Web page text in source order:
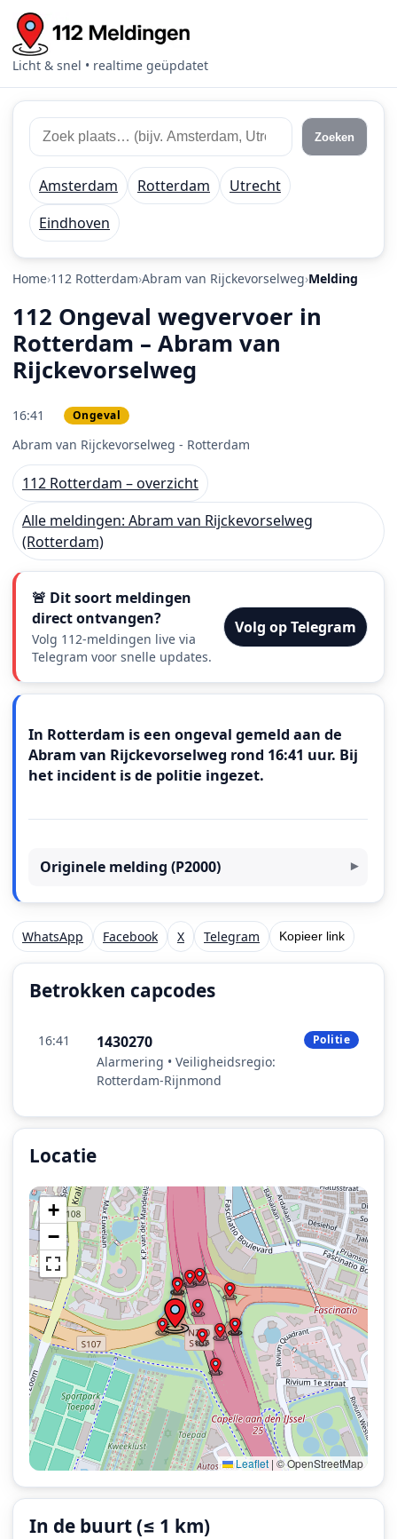
Licht & snel • realtime geüpdatet
Zoek 112 meldingen
Zoek plaats of regio Zoeken
Amsterdam Rotterdam
Utrecht
Eindhoven
Home 112 Rotterdam Abram van Rijckevorselweg Melding
112 Ongeval wegvervoer in
Rotterdam – Abram van
Rijckevorselweg
16:41 Ongeval
Abram van Rijckevorselweg - Rotterdam
112 Rotterdam – overzicht
Alle meldingen: Abram van Rijckevorselweg
(Rotterdam)
🚨 Dit soort meldingen
direct ontvangen?
Volg 112-meldingen live via
Telegram voor snelle updates.
Volg op Telegram
In Rotterdam is een ongeval gemeld aan de
Abram van Rijckevorselweg rond 16:41 uur. Bij
het incident is de politie ingezet.
Originele melding (P2000)
WhatsApp Facebook X Telegram Kopieer link
Betrokken capcodes
16:41 1430270
Alarmering • Veiligheidsregio:
Rotterdam-Rijnmond
Politie
Locatie
+
−
Leaflet | © OpenStreetMap
Locatie van het incident: Abram van Rijckevorselweg,
In de buurt (≤ 1 km)